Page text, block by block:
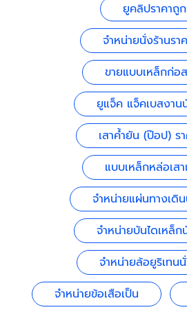
ยูคลิปราคาถูก
จำหน่ายนั่งร้านรา
ขายแบบเหล็กก่อ
ยูแจ็ค แจ็คเบสงาน
เสาค้ำยัน (ป๊อป) ร
แบบเหล็กหล่อเส
จำหน่ายแผ่นทางเดิ
จำหน่ายบันไดเหล็ก
จำหน่ายล้อยูริเทน
จำหน่ายข้อเสือเป็น